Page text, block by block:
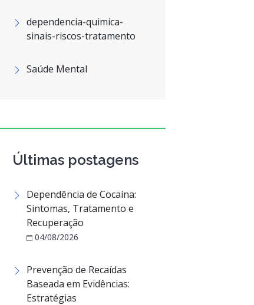
dependencia-quimica-
sinais-riscos-tratamento
Saúde Mental
Últimas postagens
Dependência de Cocaína:
Sintomas, Tratamento e
Recuperação
04/08/2026
Prevenção de Recaídas
Baseada em Evidências:
Estratégias